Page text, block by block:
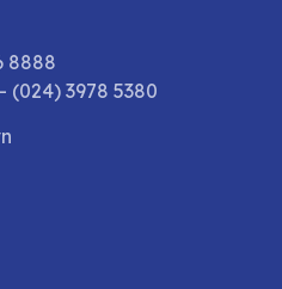
8888
(024) 3978 5380